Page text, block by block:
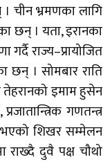
। चीन भ्रमणका लागि
छन् । यता, इरानका
राज्य–प्रायोजित
छन् । सोमबार राति
इमाम हुसेन
गणतन्त्र
भएको शिखर सम्मेलन
राख्दै दुवै पक्ष चौथो